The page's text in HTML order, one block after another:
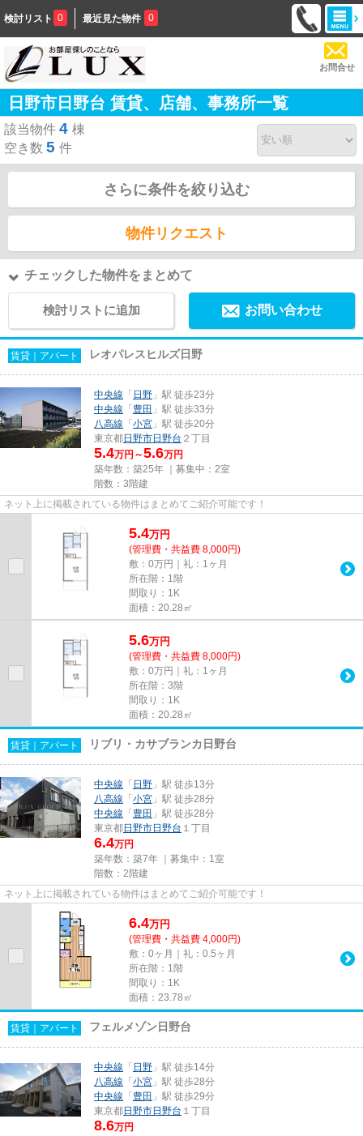
検討リスト 0 最近見た物件 0
お問合せ
日野市日野台 賃貸、店舗、事務所一覧
該当物件 4 棟
空き数 5 件
さらに条件を絞り込む
物件リクエスト
チェックした物件をまとめて
検討リストに追加 お問い合わせ
賃貸｜アパート レオパレスヒルズ日野
中央線 「 日野 」駅 徒歩23分
中央線 「豊田 」駅 徒歩33分
八高線 「小宮 」駅 徒歩20分
東京都日野市日野台 ２丁目
5.4万円～5.6万円
築年数：築25年 ｜募集中： 2室
階数：3階建
ネット上に掲載されている物件はまとめてご紹介可能です！
5.4万円
(管理費・共益費 8,000円)
敷：0万円｜礼：1ヶ月
所在階：1階
間取り：1K
面積：20.28㎡
5.6万円
(管理費・共益費 8,000円)
敷：0万円｜礼：1ヶ月
所在階：3階
間取り：1K
面積：20.28㎡
賃貸｜アパート リブリ・カサブランカ日野台
中央線 「 日野 」駅 徒歩13分
八高線 「小宮 」駅 徒歩28分
中央線 「豊田 」駅 徒歩28分
東京都日野市日野台 １丁目
6.4万円
築年数：築7年 ｜募集中： 1室
階数：2階建
ネット上に掲載されている物件はまとめてご紹介可能です！
6.4万円
(管理費・共益費 4,000円)
敷：0ヶ月｜礼：0.5ヶ月
所在階：1階
間取り：1K
面積：23.78㎡
賃貸｜アパート フェルメゾン日野台
中央線 「 日野 」駅 徒歩14分
八高線 「小宮 」駅 徒歩28分
中央線 「豊田 」駅 徒歩29分
東京都日野市日野台 １丁目
8.6万円